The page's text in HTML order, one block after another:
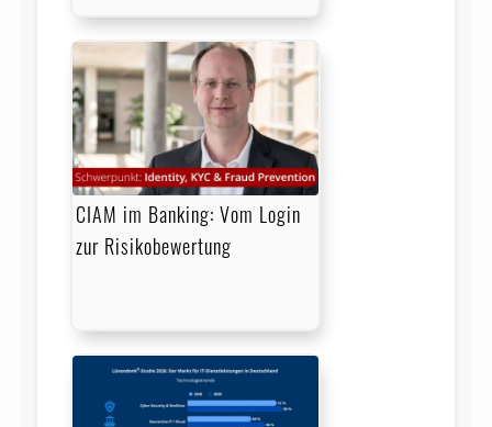
CIAM im Banking: Vom Login
zur Risikobewertung